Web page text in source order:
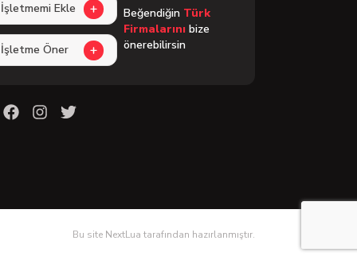
İşletmemi Ekle
İşletme Öner
Beğendiğin Türk
Firmalarını bize
önerebilirsin
Bu site NextLua tarafından hazırlanmıştır.